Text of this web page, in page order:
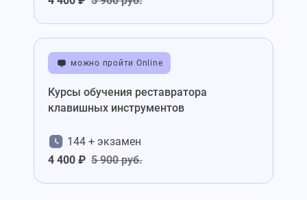
можно пройти Online
Курсы обучения реставратора
клавишных инструментов
144 + экзамен
4 400 ₽ 5 900 руб.